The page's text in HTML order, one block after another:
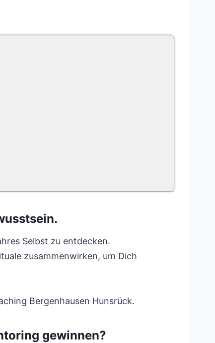
Selbst zu entdecken.
zusammenwirken, um Dich
Bergenhausen Hunsrück.
gewinnen?